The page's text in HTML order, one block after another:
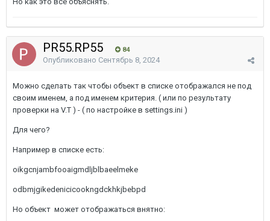
PR55.RP55 84
Опубликовано Сентябрь 8, 2024
Можно сделать так чтобы объект в списке отображался не под
своим именем, а под именем критерия. ( или по результату
проверки на V.T ) - ( по настройке в settings.ini )
Для чего?
Например в списке есть:
oikgcnjambfooaigmdljblbaeelmeke
odbmjgikedenicicookngdckhkjbebpd
Но объект может отображаться внятно: